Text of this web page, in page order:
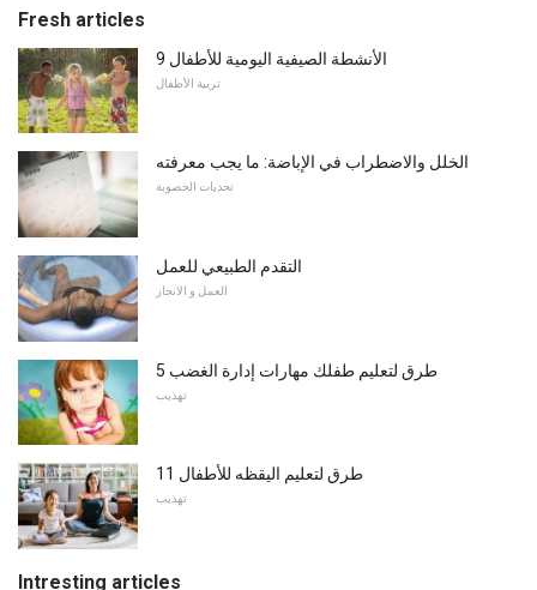
Fresh articles
9 الأنشطة الصيفية اليومية للأطفال
تربية الأطفال
الخلل والاضطراب في الإباضة: ما يجب معرفته
تحديات الخصوبة
التقدم الطبيعي للعمل
العمل و الانجاز
5 طرق لتعليم طفلك مهارات إدارة الغضب
تهذيب
11 طرق لتعليم اليقظه للأطفال
تهذيب
Intresting articles